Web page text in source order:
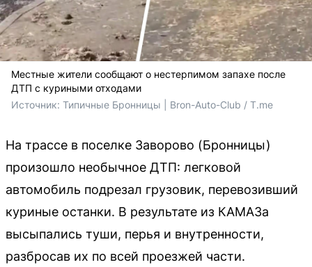
Местные жители сообщают о нестерпимом запахе после
ДТП с куриными отходами
Источник: Типичные Бронницы | Bron-Auto-Club / T.me
На трассе в поселке Заворово (Бронницы)
произошло необычное ДТП: легковой
автомобиль подрезал грузовик, перевозивший
куриные останки. В результате из КАМАЗа
высыпались туши, перья и внутренности,
разбросав их по всей проезжей части.